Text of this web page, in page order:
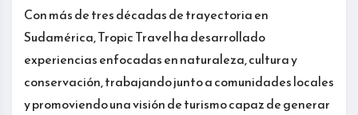
Con más de tres décadas de trayectoria en
Sudamérica, Tropic Travel ha desarrollado
experiencias enfocadas en naturaleza, cultura y
conservación, trabajando junto a comunidades locales
y promoviendo una visión de turismo capaz de generar